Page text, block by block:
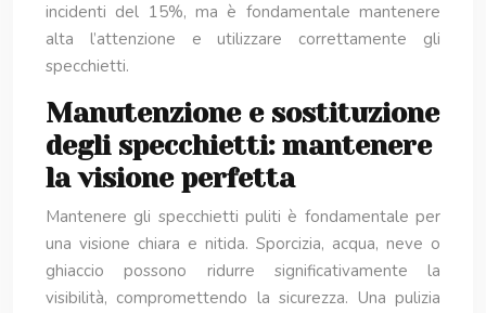
incidenti del 15%, ma è fondamentale mantenere
alta l’attenzione e utilizzare correttamente gli
specchietti.
Manutenzione e sostituzione
degli specchietti: mantenere
la visione perfetta
Mantenere gli specchietti puliti è fondamentale per
una visione chiara e nitida. Sporcizia, acqua, neve o
ghiaccio possono ridurre significativamente la
visibilità, compromettendo la sicurezza. Una pulizia